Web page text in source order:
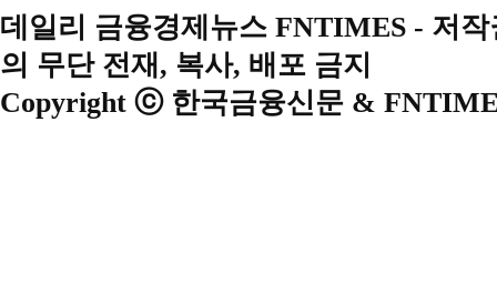
데일리 금융경제뉴스 FNTIMES - 저
의 무단 전재, 복사, 배포 금지
Copyright ⓒ 한국금융신문 &